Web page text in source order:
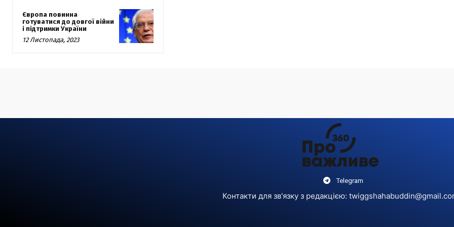
Європа повинна
готуватися до довгої війни
і підтримки України
12 Листопада, 2023
Telegram
Контакти для зв'язку з редакцією: